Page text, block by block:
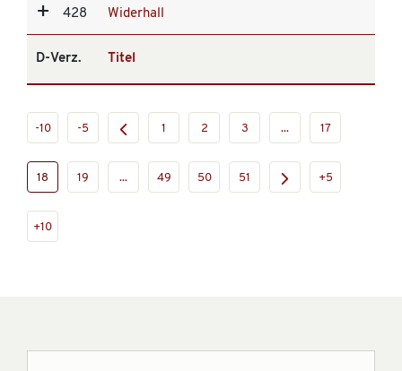
428 Widerhall
D-Verz. Titel
-10 -5 1 2 3 ... 17
18 19 ... 49 50 51 +5
+10